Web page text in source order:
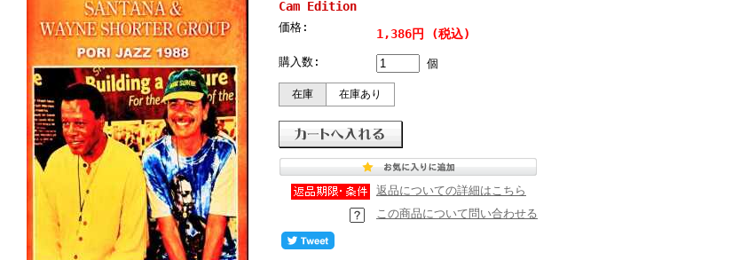
Cam Edition
価格: 1,386円 (税込)
購入数: 個
在庫 在庫あり
返品についての詳細はこちら
この商品について問い合わせる